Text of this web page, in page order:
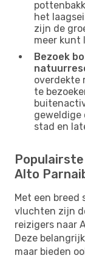
het
zijn de
meer kunt
Bezoek
overdekte
te
geweldige
stad en
Alto
Met een
vluchten zijn
reizigers naar
Deze
maar bieden